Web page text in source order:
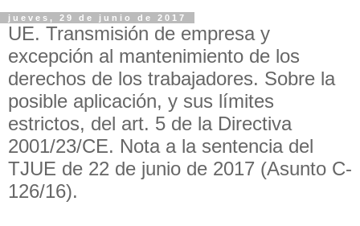
jueves, 29 de junio de 2017
UE. Transmisión de empresa y
excepción al mantenimiento de los
derechos de los trabajadores. Sobre la
posible aplicación, y sus límites
estrictos, del art. 5 de la Directiva
2001/23/CE. Nota a la sentencia del
TJUE de 22 de junio de 2017 (Asunto C-
126/16).